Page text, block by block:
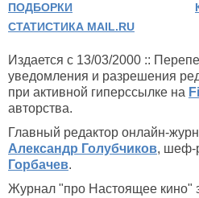
ПОДБОРКИ
СТАТИСТИКА MAIL.RU
Издается с 13/03/2000 ::
уведомления и разрешения
при активной гиперссылке на
авторства.
Главный редактор онлайн-
Александр Голубчиков, шеф-
Горбачев.
Журнал "про Настоящее кино"